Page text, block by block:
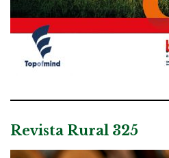
Revista Rural 325